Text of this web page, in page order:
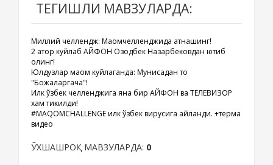
ТЕГИШЛИ МАВЗУЛАРДА:
Миллий челлендж: Мақомчелленджида қатнашинг!
2 қатор куйлаб АЙФОН Озодбек Назарбековдан ютиб
олинг!
Юлдузлар мақом куйлаганда: Мунисадан то
"Божаларгача"!
Илк ўзбек челленджига яна бир АЙФОН ва ТЕЛЕВИЗОР
хам тикилди!
#MAQOMCHALLENGE илк ўзбек вирусига айланди. +терма
видео
ЎХШАШРОҚ МАВЗУЛАРДА: 0